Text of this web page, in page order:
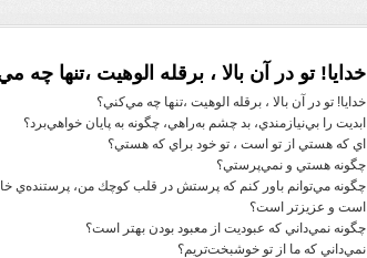
خدايا! تو در آن بالا ، برقله الوهيت ،‌تنها چه
خدايا! تو در آن بالا ، برقله الوهيت ،‌تنها چه مي‌كني؟
ابديت را بي‌نيازمندي، بد چشم به‌راهي، چگونه به پايان خواهي‌برد؟
اي كه هستي از تو است ، تو خود براي كه هستي؟
چگونه هستي و نمي‌پرستي؟
چگونه مي‌توانم باور كنم كه پرستش در قلب كوچك من، پرستنده‌ي
است و عزيزتر است؟
چگونه نمي‌داني كه عبوديت از معبود بودن بهتر است؟
نمي‌داني كه ما از تو خوشبخت‌تريم؟